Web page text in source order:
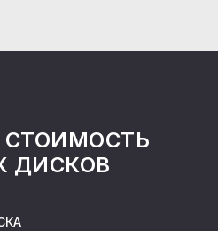
СТОИМОСТЬ
ДИСКОВ